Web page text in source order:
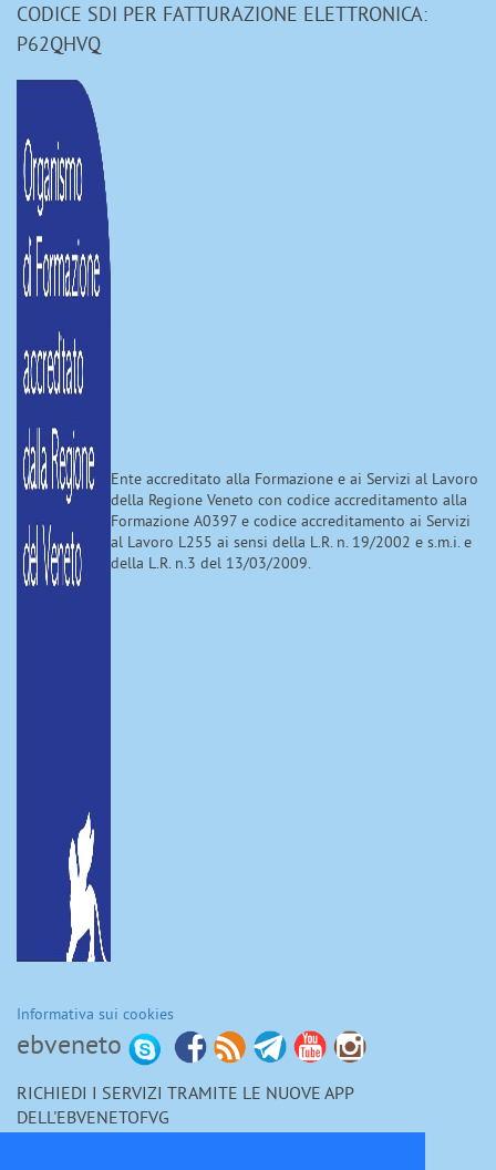
CODICE SDI PER FATTURAZIONE ELETTRONICA:
P62QHVQ
Ente accreditato alla Formazione e ai Servizi al Lavoro
della Regione Veneto con codice accreditamento alla
Formazione A0397 e codice accreditamento ai Servizi
al Lavoro L255 ai sensi della L.R. n. 19/2002 e s.m.i. e
della L.R. n.3 del 13/03/2009.
Informativa sui cookies
ebveneto
RICHIEDI I SERVIZI TRAMITE LE NUOVE APP
DELL'EBVENETOFVG